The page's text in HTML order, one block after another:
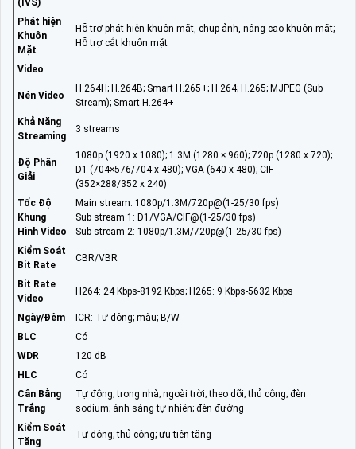
(IVS)
Phát hiện
Khuôn
Mặt
Hỗ trợ phát hiện khuôn mặt, chụp ảnh, nâng cao khuôn mặt;
Hỗ trợ cắt khuôn mặt
Video
Nén Video
H.264H; H.264B; Smart H.265+; H.264; H.265; MJPEG (Sub
Stream); Smart H.264+
Khả Năng
Streaming
3 streams
Độ Phân
Giải
1080p (1920 x 1080); 1.3M (1280 × 960); 720p (1280 x 720);
D1 (704×576/704 x 480); VGA (640 x 480); CIF
(352×288/352 x 240)
Tốc Độ
Khung
Hình Video
Main stream: 1080p/1.3M/720p@(1-25/30 fps)
Sub stream 1: D1/VGA/CIF@(1-25/30 fps)
Sub stream 2: 1080p/1.3M/720p@(1-25/30 fps)
Kiểm Soát
Bit Rate
CBR/VBR
Bit Rate
Video
H264: 24 Kbps-8192 Kbps; H265: 9 Kbps-5632 Kbps
Ngày/Đêm
ICR: Tự động; màu; B/W
BLC
Có
WDR
120 dB
HLC
Có
Cân Bằng
Trắng
Tự động; trong nhà; ngoài trời; theo dõi; thủ công; đèn
sodium; ánh sáng tự nhiên; đèn đường
Kiểm Soát
Tăng
Tự động; thủ công; ưu tiên tăng